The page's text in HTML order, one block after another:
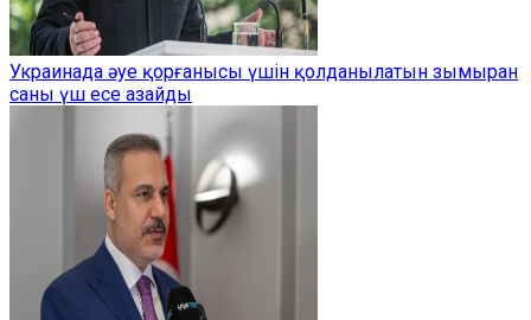
Украинада әуе қорғанысы үшін қолданылатын зымыран
саны үш есе азайды